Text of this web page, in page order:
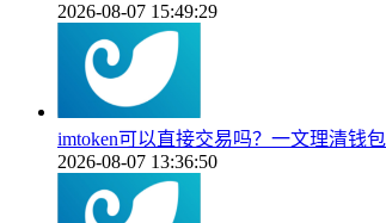
2026-08-07 15:49:29
imtoken可以直接交易吗？一文理清钱
2026-08-07 13:36:50